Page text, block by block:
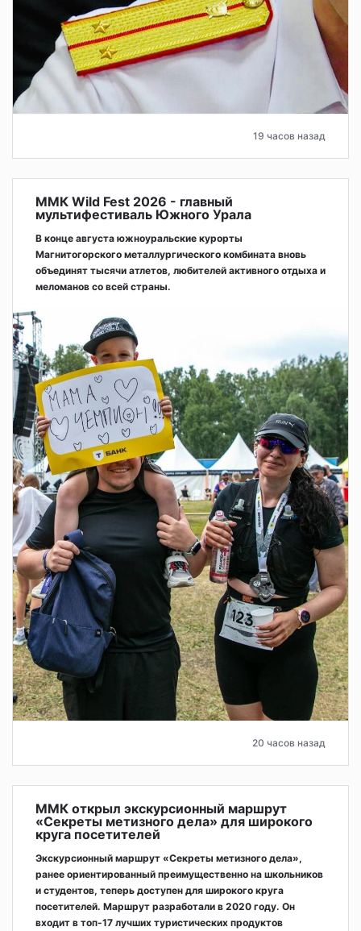
19 часов назад
ММК Wild Fest 2026 - главный
мультифестиваль Южного Урала
В конце августа южноуральские курорты
Магнитогорского металлургического комбината вновь
объединят тысячи атлетов, любителей активного отдыха и
меломанов со всей страны.
20 часов назад
ММК открыл экскурсионный маршрут
«Секреты метизного дела» для широкого
круга посетителей
Экскурсионный маршрут «Секреты метизного дела»,
ранее ориентированный преимущественно на школьников
и студентов, теперь доступен для широкого круга
посетителей. Маршрут разработали в 2020 году. Он
входит в топ-17 лучших туристических продуктов